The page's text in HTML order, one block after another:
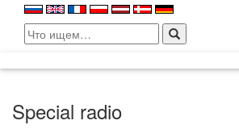
Search
for:
Special radio